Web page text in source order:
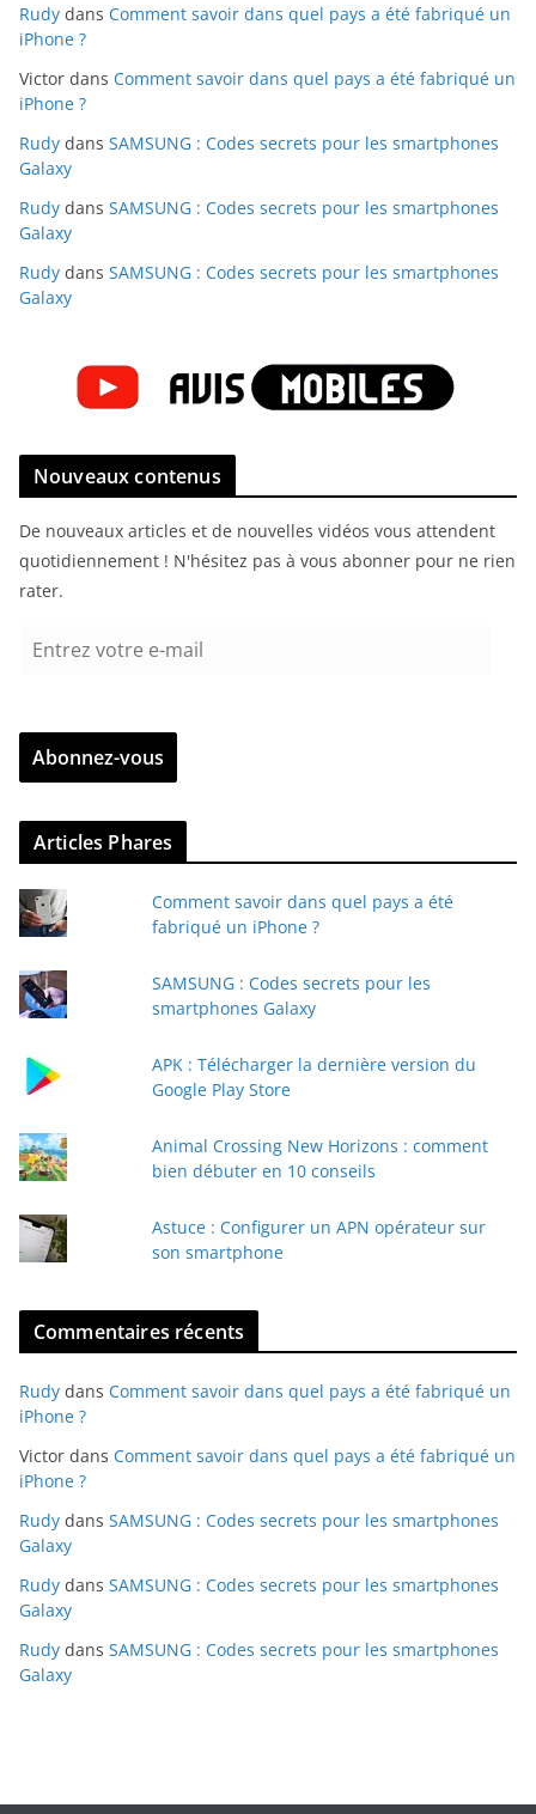
Rudy dans Comment savoir dans quel pays a été fabriqué un
iPhone ?
Victor dans Comment savoir dans quel pays a été fabriqué un
iPhone ?
Rudy dans SAMSUNG : Codes secrets pour les smartphones
Galaxy
Rudy dans SAMSUNG : Codes secrets pour les smartphones
Galaxy
Rudy dans SAMSUNG : Codes secrets pour les smartphones
Galaxy
Nouveaux contenus
De nouveaux articles et de nouvelles vidéos vous attendent
quotidiennement ! N'hésitez pas à vous abonner pour ne rien
rater.
r
z
v
r
e
e
-
a
Abonnez-vous
Articles Phares
Comment savoir dans quel pays a été
fabriqué un iPhone ?
SAMSUNG : Codes secrets pour les
smartphones Galaxy
APK : Télécharger la dernière version du
Google Play Store
Animal Crossing New Horizons : comment
bien débuter en 10 conseils
Astuce : Configurer un APN opérateur sur
son smartphone
Commentaires récents
Rudy dans Comment savoir dans quel pays a été fabriqué un
iPhone ?
Victor dans Comment savoir dans quel pays a été fabriqué un
iPhone ?
Rudy dans SAMSUNG : Codes secrets pour les smartphones
Galaxy
Rudy dans SAMSUNG : Codes secrets pour les smartphones
Galaxy
Rudy dans SAMSUNG : Codes secrets pour les smartphones
Galaxy